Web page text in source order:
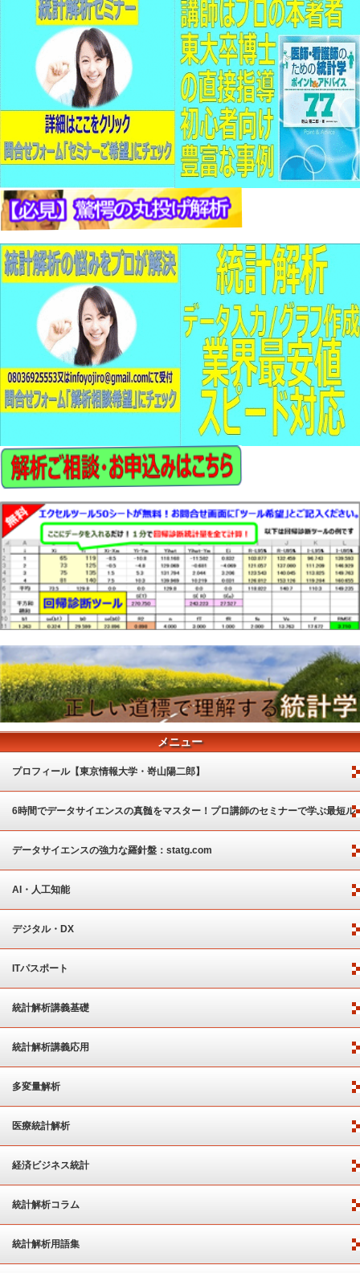
メニュー
プロフィール【東京情報大学・嵜山陽二郎】
6時間でデータサイエンスの真髄をマスター！プロ講師のセミナーで学ぶ最短ル
ート
データサイエンスの強力な羅針盤：statg.com
AI・人工知能
デジタル・DX
ITパスポート
統計解析講義基礎
統計解析講義応用
多変量解析
医療統計解析
経済ビジネス統計
統計解析コラム
統計解析用語集